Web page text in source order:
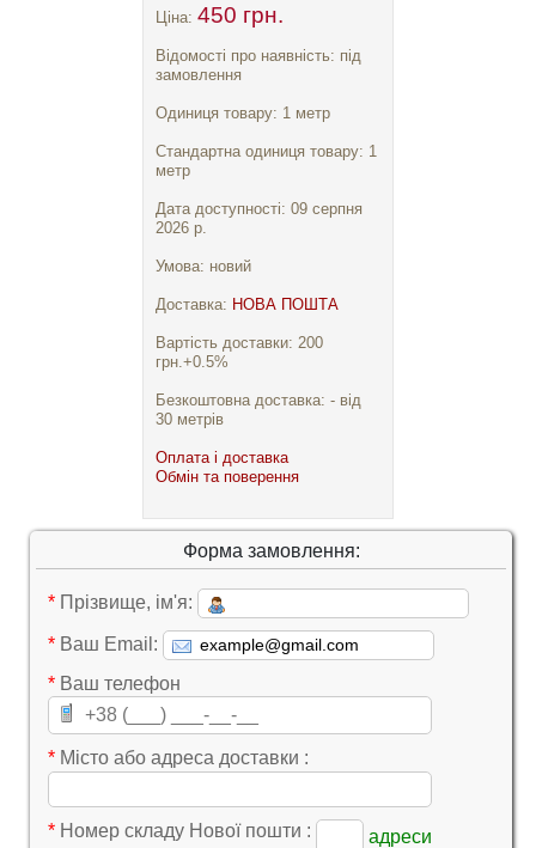
Ціна: 450 грн.
Відомості про наявність: під
замовлення
Одиниця товару: 1 метр
Стандартна одиниця товару: 1
метр
Дата доступності: 09 серпня
2026 р.
Умова: новий
Доставка: НОВА ПОШТА
Вартість доставки: 200
грн.+0.5%
Безкоштовна доставка: - від
30 метрів
Оплата і доставка
Обмін та поверення
Форма замовлення:
* Прізвище, ім'я:
* Ваш Email:
* Ваш телефон
* Місто або адреса доставки :
* Номер складу Нової пошти :
адреси